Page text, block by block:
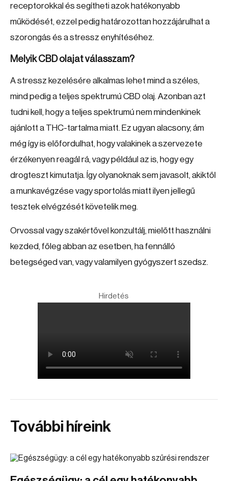
receptorokkal és segítheti azok hatékonyabb
működését, ezzel pedig határozottan hozzájárulhat a
szorongás és a stressz enyhítéséhez.
Melyik CBD olajat válasszam?
A stressz kezelésére alkalmas lehet mind a széles,
mind pedig a teljes spektrumú CBD olaj. Azonban azt
tudni kell, hogy a teljes spektrumú nem mindenkinek
ajánlott a THC-tartalma miatt. Ez ugyan alacsony, ám
még így is előfordulhat, hogy valakinek a szervezete
érzékenyen reagál rá, vagy például az is, hogy egy
drogteszt kimutatja. Így olyanoknak sem javasolt, akiktől
a munkavégzése vagy sportolás miatt ilyen jellegű
tesztek elvégzését követelik meg.
Orvossal vagy szakértővel konzultálj, mielőtt használni
kezded, főleg abban az esetben, ha fennálló
betegséged van, vagy valamilyen gyógyszert szedsz.
Hirdetés
További híreink